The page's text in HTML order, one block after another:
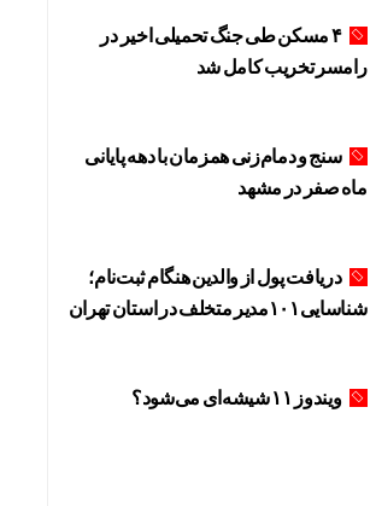
۴ مسکن طی جنگ تحمیلی اخیر در
رامسر تخریب کامل شد
سنج و دمام‌زنی همزمان با دهه پایانی
ماه صفر در مشهد
دریافت پول از والدین هنگام ثبت‌نام؛
شناسایی۱۰۱مدیر متخلف در استان تهران
ویندوز ۱۱ شیشه‌ای می‌شود؟